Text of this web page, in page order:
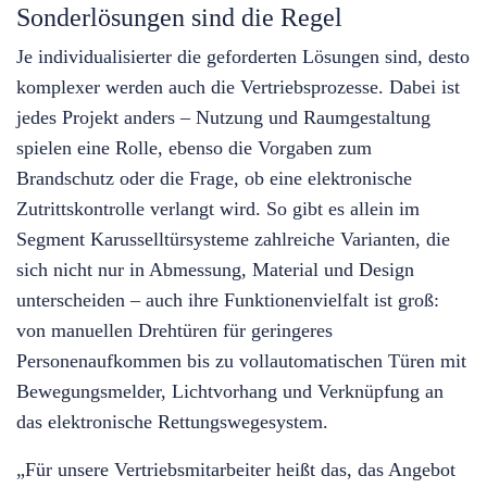
Sonderlösungen sind die Regel
Je individualisierter die geforderten Lösungen sind, desto
komplexer werden auch die Vertriebsprozesse. Dabei ist
jedes Projekt anders – Nutzung und Raumgestaltung
spielen eine Rolle, ebenso die Vorgaben zum
Brandschutz oder die Frage, ob eine elektronische
Zutrittskontrolle verlangt wird. So gibt es allein im
Segment Karusselltürsysteme zahlreiche Varianten, die
sich nicht nur in Abmessung, Material und Design
unterscheiden – auch ihre Funktionenvielfalt ist groß:
von manuellen Drehtüren für geringeres
Personenaufkommen bis zu vollautomatischen Türen mit
Bewegungsmelder, Lichtvorhang und Verknüpfung an
das elektronische Rettungswegesystem.
„Für unsere Vertriebsmitarbeiter heißt das, das Angebot